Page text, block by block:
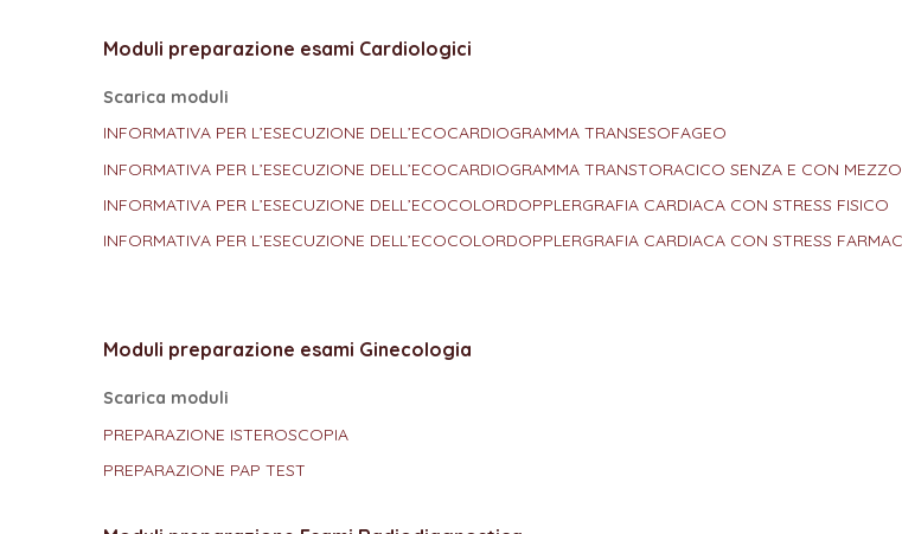
Moduli preparazione esami Cardiologici
Scarica moduli
INFORMATIVA PER L’ESECUZIONE DELL’ECOCARDIOGRAMMA TRANSESOFAGEO
INFORMATIVA PER L’ESECUZIONE DELL’ECOCARDIOGRAMMA TRANSTORACICO SENZA E CON
INFORMATIVA PER L’ESECUZIONE DELL’ECOCOLORDOPPLERGRAFIA CARDIACA CON STRESS FISICO
INFORMATIVA PER L’ESECUZIONE DELL’ECOCOLORDOPPLERGRAFIA CARDIACA CON STRESS
Moduli preparazione esami Ginecologia
Scarica moduli
PREPARAZIONE ISTEROSCOPIA
PREPARAZIONE PAP TEST